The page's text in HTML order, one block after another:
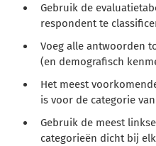
Gebruik de
respondent te
Voeg alle antwoorden
(en demografisch
Het meest
is voor de categorie
Gebruik de meest
categorieën dicht bij